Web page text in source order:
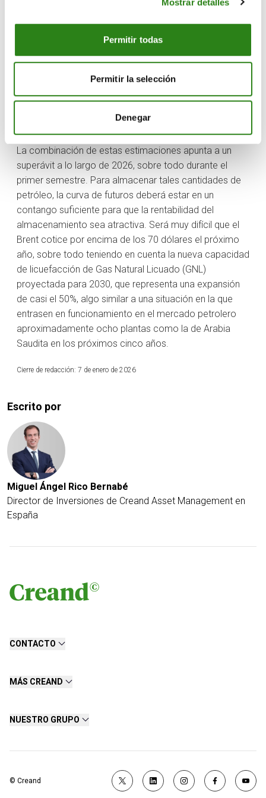
Permitir todas
Permitir la selección
Denegar
Desde marzo, la OPEP eliminó los recortes de
barriles al día. El crecimiento real de la producción fue
mucho menor, de aproximadamente 0,85 millones de
barriles al día. Aunque la capacidad excedente de la
OPEP ya está disminuyendo, la producción de la OPEP
entra en 2026 también en un nivel elevado.
La combinación de estas estimaciones apunta a un
superávit a lo largo de 2026, sobre todo durante el
primer semestre. Para almacenar tales cantidades de
petróleo, la curva de futuros deberá estar en un
contango suficiente para que la rentabilidad del
almacenamiento sea atractiva. Será muy difícil que el
Brent cotice por encima de los 70 dólares el próximo
año, sobre todo teniendo en cuenta la nueva capacidad
de licuefacción de Gas Natural Licuado (GNL)
proyectada para 2030, que representa una expansión
de casi el 50%, algo similar a una situación en la que
entrasen en funcionamiento en el mercado petrolero
aproximadamente ocho plantas como la de Arabia
Saudita en los próximos cinco años.
Cierre de redacción: 7 de enero de 2026
Escrito por
Miguel Ángel Rico Bernabé
Director de Inversiones de Creand Asset Management en
España
CONTACTO
MÁS CREAND
NUESTRO GRUPO
© Creand